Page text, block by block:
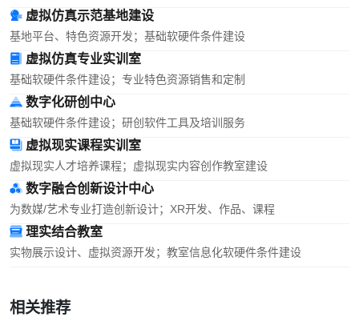
虚拟仿真示范基地建设
基地平台、特色资源开发；基础软硬件条件建设
虚拟仿真专业实训室
基础软硬件条件建设；专业特色资源销售和定制
数字化研创中心
基础软硬件条件建设；研创软件工具及培训服务
虚拟现实课程实训室
虚拟现实人才培养课程；虚拟现实内容创作教室建设
数字融合创新设计中心
为数媒/艺术专业打造创新设计；XR开发、作品、课程
理实结合教室
实物展示设计、虚拟资源开发；教室信息化软硬件条件建设
相关推荐